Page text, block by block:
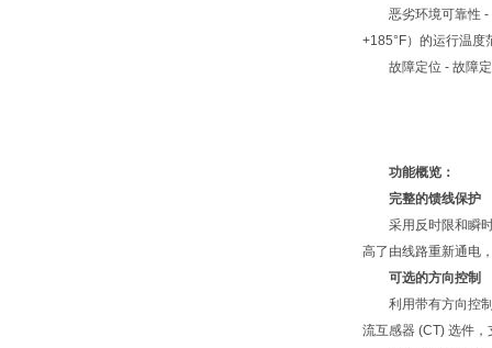
恶劣环境可靠性 -
+185°F）的运行温度
故障定位 - 故障定
功能概览：
完整的馈线保护
采用反时限和瞬时
高了由线路重新通电
可选的方向控制
利用带有方向控制
流互感器 (CT) 选件